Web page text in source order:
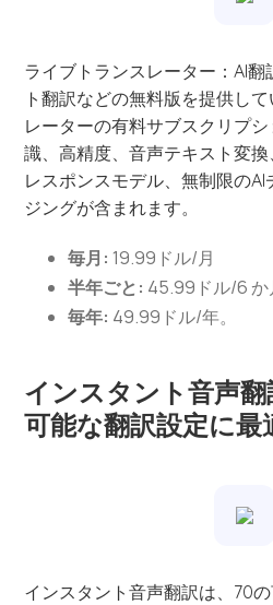
ライブトランスレーター：AI
ト翻訳などの無料版を提供し
レーターの有料サブスクリプ
識、高精度、音声テキスト変
レスポンスモデル、無制限の
ジングが含まれます。
毎月: 19.99ドル/月
半年ごと: 45.99ドル/6 か
毎年: 49.99ドル/年。
インスタント音声
可能な翻訳設定に最
インスタント音声翻訳は、70